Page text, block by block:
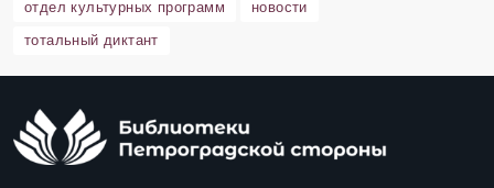
отдел культурных программ
новости
тотальный диктант